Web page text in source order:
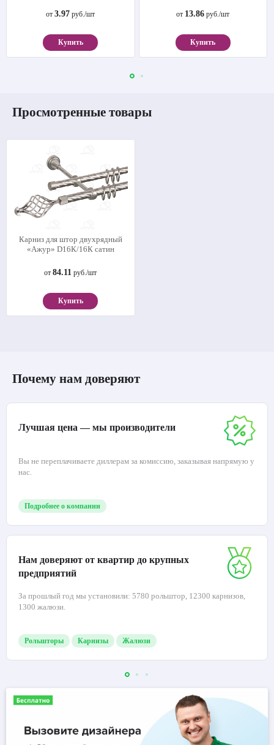
от3.97 руб./шт
Купить
от 13.86 руб./шт
Купить
Просмотренные товары
Карниз для штор двухрядный
«Ажур» D16К/16К сатин
от84.11 руб./шт
Купить
Почему нам доверяют
Лучшая цена — мы производители
Вы не переплачиваете диллерам за комиссию, заказывая напрямую у
нас.
Подробнее о компании
Нам доверяют от квартир до крупных
предприятий
За прошлый год мы установили: 5780 рольштор, 12300 карнизов,
1300 жалюзи.
Рольшторы Карнизы Жалюзи